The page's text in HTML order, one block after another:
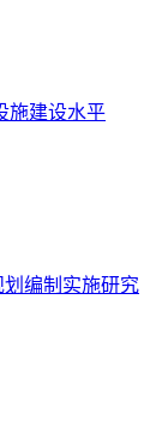
施建设水平
编制实施研究